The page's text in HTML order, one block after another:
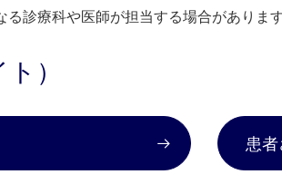
診療科や医師が担当する場合があります
）
患